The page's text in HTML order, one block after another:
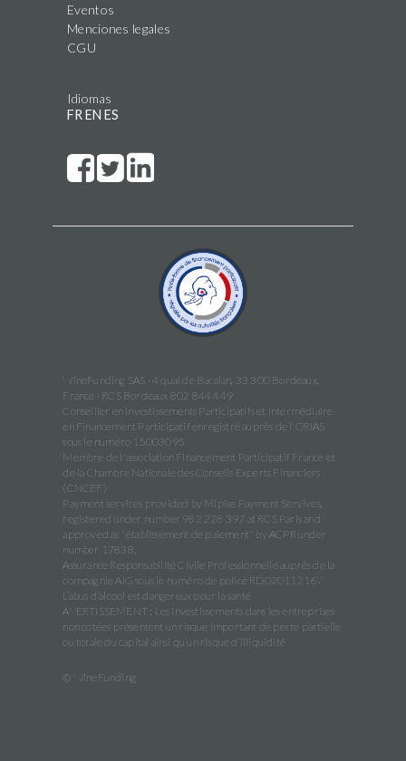
Eventos
Menciones legales
CGU
Idiomas
FR EN ES
WineFunding SAS · 4 quai de Bacalan, 33 300 Bordeaux,
France · RCS Bordeaux 802 844 449
Conseiller en Investissements Participatifs et Intermédiaire
en Financement Participatif enregistré auprès de l'ORIAS
sous le numéro 15003095
Membre de l'association Financement Participatif France et
de la Chambre Nationale des Conseils Experts Financiers
(CNCEF)
Payment services provided by Mipise Payment Servives,
registered under number 982 228 397 at RCS Paris and
approved as "établissement de paiement" by ACPR under
number 17838.
Assurance Responsabilité Civile Professionnelle auprès de la
compagnie AIG sous le numéro de police RD02011216Y
L’abus d’alcool est dangereux pour la santé
AVERTISSEMENT : Les investissements dans les entreprises
non cotées présentent un risque important de perte partielle
ou totale du capital ainsi qu’un risque d’illiquidité
© WineFunding